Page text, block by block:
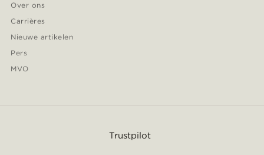
Over ons
Carrières
Nieuwe artikelen
Pers
MVO
Trustpilot